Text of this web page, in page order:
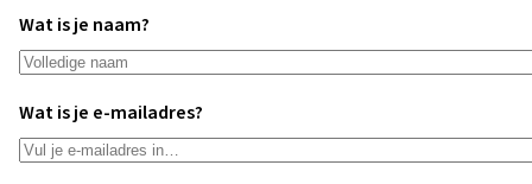
Wat is je naam?
Wat is je e-mailadres?